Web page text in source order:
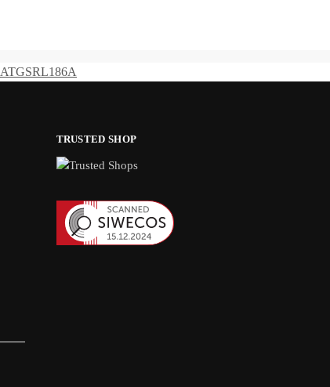
ATGSRL186A
TRUSTED SHOP